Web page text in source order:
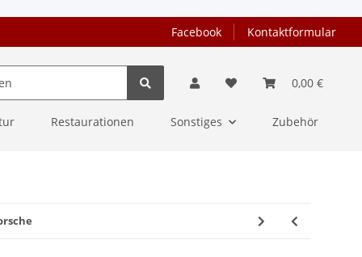
Facebook Kontaktformular
0,00 €
Restaurationen Sonstiges Zubehör